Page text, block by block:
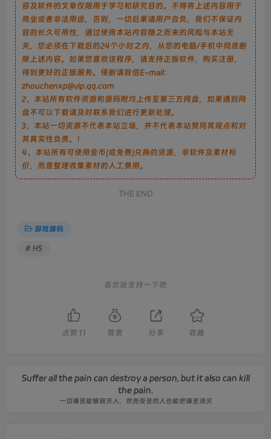
容及软件的文章仅限用于学习和研究目的。不得将上述内容用于
商业或者非法用途，否则，一切后果请用户自负，我们不保证内
容的长久可用性，通过使用本站内容随之而来的风险与本站无
关，您必须在下载后的24个小时之内，从您的电脑/手机中彻底删
除上述内容。如果您喜欢该程序，请支持正版软件，购买注册，
得到更好的正版服务。侵删请致信E-mail：
zhouchenxp@vip.qq.com
2、本站所有软件资源和源码附均上传至第三方网盘，如果遇到网
盘不可以下载请及时联系我们进行更新处理。
3、本站一切资源不代表本站立场，并不代表本站赞同其观点和对
其真实性负责。！
4、本站所有可使用金币(或免费)兑换的资源，非软件及素材标
价，而是整理收集素材的人工费用。
THE END
游戏源码
# H5
喜欢就支持一下吧
点赞 11 赞赏 分享 收藏
Suffer all the pain can destroy a person, but it also can kill
the pain.
一切痛苦能够毁灭人，然而受苦的人也能把痛苦消灭